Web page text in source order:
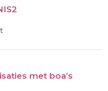
met boa’s